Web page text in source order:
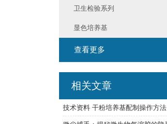
卫生检验系列
显色培养基
查看更多
相关文章
技术资料 干粉培养基配制操作方法